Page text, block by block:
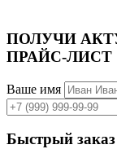
ПОЛУЧИ
ПРАЙС-ЛИСТ
Ваше имя
Быстрый заказ